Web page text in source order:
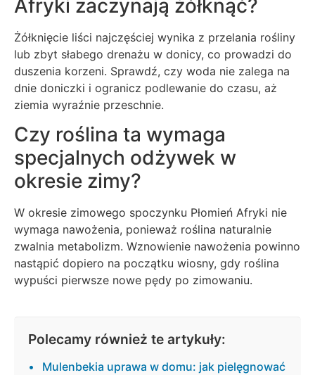
Afryki zaczynają żółknąć?
Żółknięcie liści najczęściej wynika z przelania rośliny
lub zbyt słabego drenażu w donicy, co prowadzi do
duszenia korzeni. Sprawdź, czy woda nie zalega na
dnie doniczki i ogranicz podlewanie do czasu, aż
ziemia wyraźnie przeschnie.
Czy roślina ta wymaga
specjalnych odżywek w
okresie zimy?
W okresie zimowego spoczynku Płomień Afryki nie
wymaga nawożenia, ponieważ roślina naturalnie
zwalnia metabolizm. Wznowienie nawożenia powinno
nastąpić dopiero na początku wiosny, gdy roślina
wypuści pierwsze nowe pędy po zimowaniu.
Polecamy również te artykuły:
Mulenbekia uprawa w domu: jak pielęgnować